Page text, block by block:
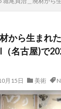
から生まれ
名古屋)で
月15日 美術